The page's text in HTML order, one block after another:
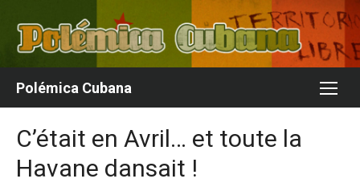
contenu
Polémica Cubana
C’était en Avril… et toute la
Havane dansait !